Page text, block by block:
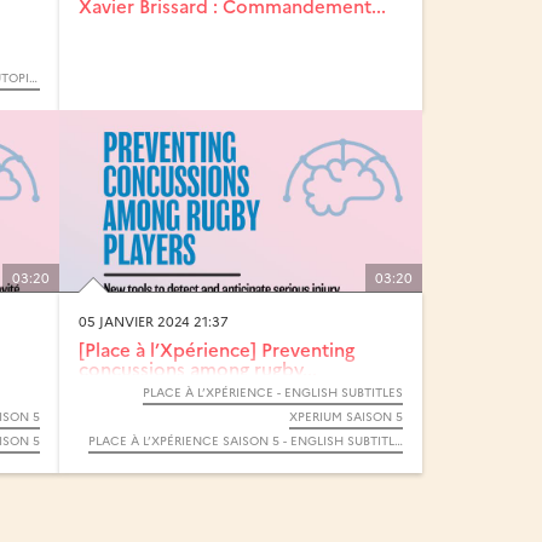
HANDICAP ET INCLUSION DANS LE RUGBY : UTOPIE OU RÉALITÉ ?
Xavier Brissard : Commandement...
03:20
5
5
03:20
05 JANVIER 2024 21:37
[Place à l’Xpérience] Preventing
concussions among rugby...
PLACE À L’XPÉRIENCE - ENGLISH SUBTITLES
XPERIUM SAISON 5
PLACE À L’XPÉRIENCE SAISON 5 - ENGLISH SUBTITLES